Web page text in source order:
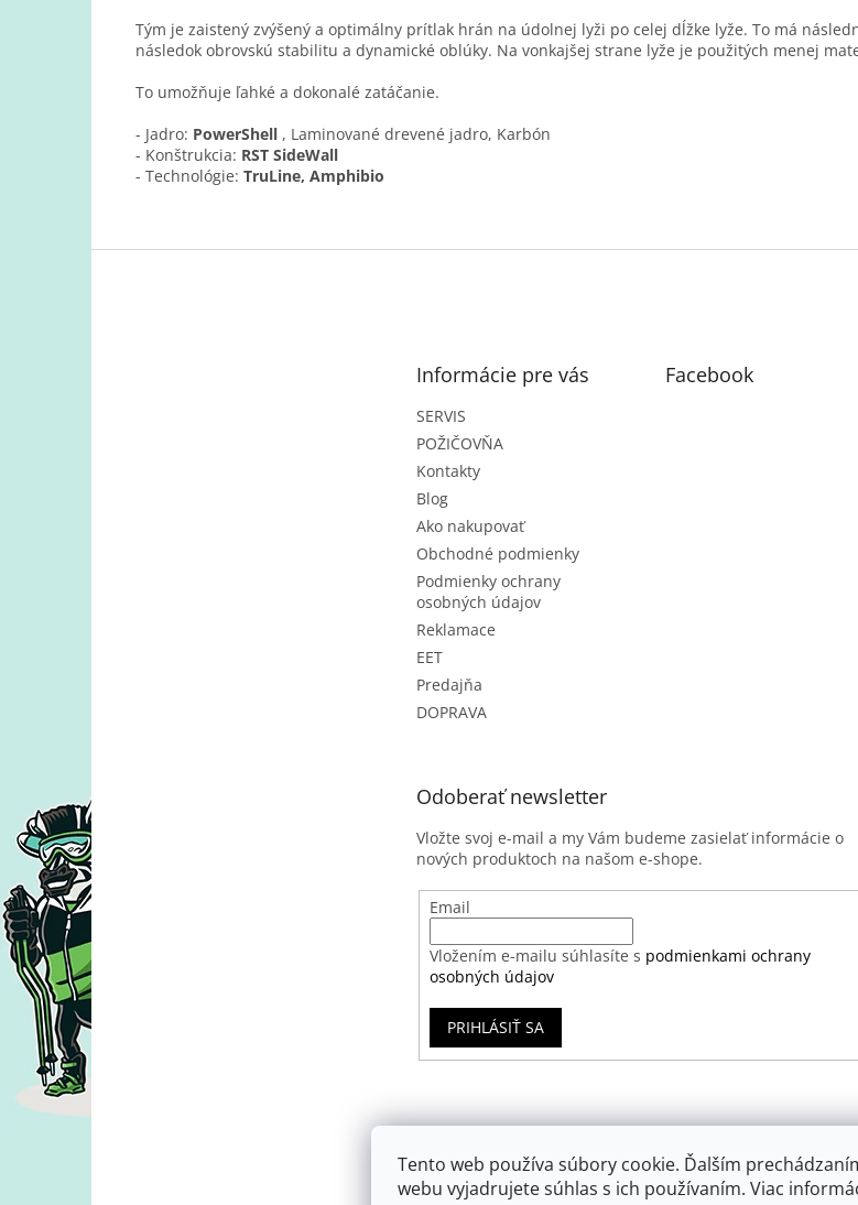
Tento web používa súbory cookie. Ďalším
webu vyjadrujete súhlas s ich používaním. Viac
Tým je zaistený zvýšený a optimálny prítlak hrán na údolnej lyži po celej dĺžke lyže. To má
následok obrovskú stabilitu a dynamické oblúky. Na vonkajšej strane lyže je použitých menej
To umožňuje ľahké a dokonalé zatáčanie.
- Jadro: PowerShell , Laminované drevené jadro, Karbón
- Konštrukcia: RST SideWall
- Technológie: TruLine, Amphibio
Informácie pre vás
SERVIS
POŽIČOVŇA
Kontakty
Blog
Ako nakupovať
Obchodné podmienky
Podmienky ochrany
osobných údajov
Reklamace
EET
Predajňa
DOPRAVA
Facebook
Odoberať newsletter
Vložte svoj e-mail a my Vám budeme zasielať informácie o
nových produktoch na našom e-shope.
Email
Vložením e-mailu súhlasíte s podmienkami ochrany
osobných údajov
PRIHLÁSIŤ SA